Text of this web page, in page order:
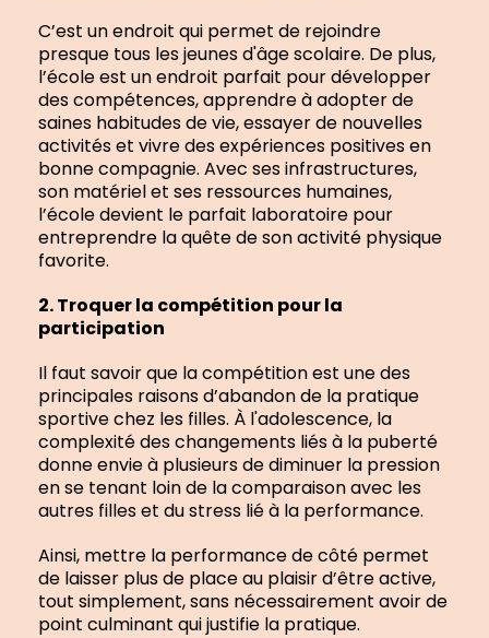
C’est un endroit qui permet de rejoindre
presque tous les jeunes d'âge scolaire. De plus,
l’école est un endroit parfait pour développer
des compétences, apprendre à adopter de
saines habitudes de vie, essayer de nouvelles
activités et vivre des expériences positives en
bonne compagnie. Avec ses infrastructures,
son matériel et ses ressources humaines,
l’école devient le parfait laboratoire pour
entreprendre la quête de son activité physique
favorite.
2. Troquer la compétition pour la
participation
Il faut savoir que la compétition est une des
principales raisons d’abandon de la pratique
sportive chez les filles. À l'adolescence, la
complexité des changements liés à la puberté
donne envie à plusieurs de diminuer la pression
en se tenant loin de la comparaison avec les
autres filles et du stress lié à la performance.
Ainsi, mettre la performance de côté permet
de laisser plus de place au plaisir d’être active,
tout simplement, sans nécessairement avoir de
point culminant qui justifie la pratique.